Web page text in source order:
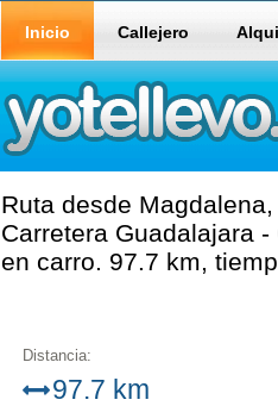
Inicio Callejero
Ruta desde
Carretera Guadalajara
en carro. 97.7 km,
Distancia:
97.7 km